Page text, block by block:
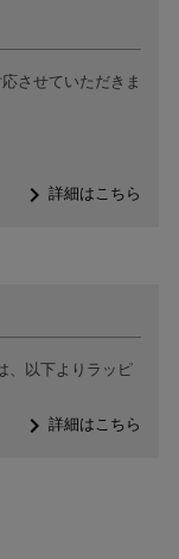
させていただきま
navigate_next詳細はこちら
、以下よりラッピ
navigate_next詳細はこちら